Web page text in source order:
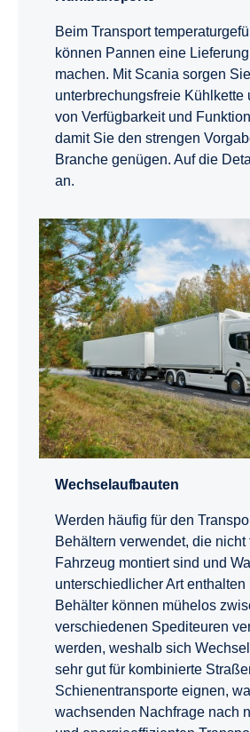
Beim Transport
können Pannen eine
machen. Mit Scania sorgen
unterbrechungsfreie Kühlkette
von Verfügbarkeit und
damit Sie den strengen
Branche genügen. Auf die
an.
Wechselaufbauten
Werden häufig für den
Behältern verwendet, die nicht
Fahrzeug montiert sind und
unterschiedlicher Art enthalten
Behälter können mühelos
verschiedenen Spediteuren
werden, weshalb sich
sehr gut für kombinierte
Schienentransporte eignen,
wachsenden Nachfrage nach